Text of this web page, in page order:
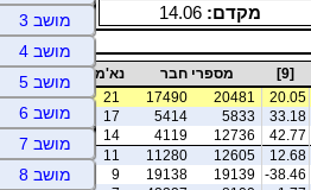
מקדם: 14.06
[9] מספרי חבר
נא'מ
20.05
20481
17490
21
33.18
5833
5414
17
42.77
12736
4119
14
12.68
12605
11280
11
-38.46
19139
19138
9
מושב 3
מושב 4
מושב 5
מושב 6
מושב 7
מושב 8